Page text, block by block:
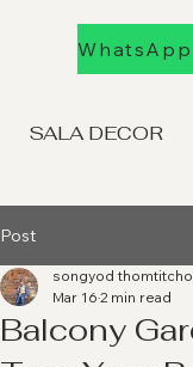
SALA DECOR
Post
Balcony
songyod
Mar 16 2 min read